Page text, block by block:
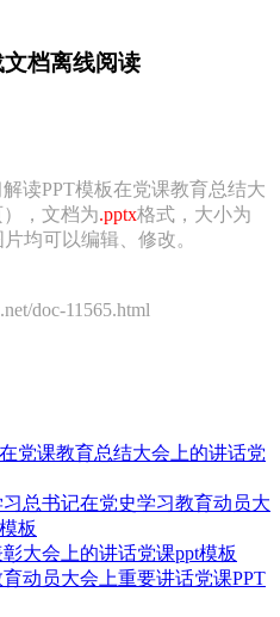
档离线阅读
读PPT模板在党课教育总结大
，文档为.pptx格式，大小为
均可以编辑、修改。
doc-11565.html
党课教育总结大会上的讲话党
总书记在党史学习教育动员大
板
大会上的讲话党课ppt模板
动员大会上重要讲话党课PPT